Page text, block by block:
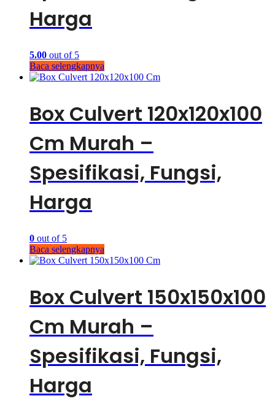
Harga
5.00 out of 5
Baca selengkapnya
Box Culvert 120x120x100
Cm Murah –
Spesifikasi, Fungsi,
Harga
0 out of 5
Baca selengkapnya
Box Culvert 150x150x100
Cm Murah –
Spesifikasi, Fungsi,
Harga